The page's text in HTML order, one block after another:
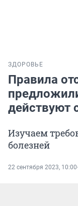
ЗДОРОВЬЕ
Правила
действуют
Изучаем
болезней
22 сентября 2023, 10:00